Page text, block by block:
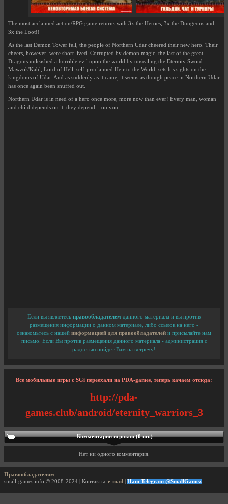
The most acclaimed action/RPG game returns with 3x the Heroes, 3x the Dungeons and
3x the Loot!!
As the last Demon Tower fell, the people of Northern Udar cheered their new hero. Their
cheers, however, were short lived. Corrupted by demon magic, the last of the great
Dragons unleashed a horrible evil upon the world by unsealing the Eternity Sword.
Mawzok'Kahl, Lord of Hell, self-proclaimed Heir to the World, sets his sights on the
kingdoms of Udar. And as suddenly as it came, it seems as though peace in Northern Udar
has once again been snuffed out.
Northern Udar is in need of a hero once more, more now than ever! Every man, woman
and child depends on it, they depend... on you.
Если вы являетесь правообладателем данного материала и вы против
размещения информации о данном материале, либо ссылок на него -
ознакомьтесь с нашей информацией для правообладателей и присылайте нам
письмо. Если Вы против размещения данного материала - администрация с
радостью пойдет Вам на встречу!
Все мобильные игры с SGi переехали на PDA-games, теперь качаем отсюда:
http://pda-
games.club/android/eternity_warriors_3
Комментарии игроков (0 шт.)
Нет ни одного комментария.
Правообладателям
small-games.info © 2008-2024 | Контакты: e-mail Наш Telegram @SmallGamez